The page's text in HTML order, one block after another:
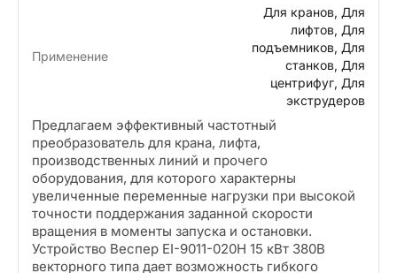
Применение
Для кранов, Для
лифтов, Для
подъемников, Для
станков, Для
центрифуг, Для
экструдеров
Предлагаем эффективный частотный
преобразователь для крана, лифта,
производственных линий и прочего
оборудования, для которого характерны
увеличенные переменные нагрузки при высокой
точности поддержания заданной скорости
вращения в моменты запуска и остановки.
Устройство Веспер EI-9011-020H 15 кВт 380В
векторного типа дает возможность гибкого